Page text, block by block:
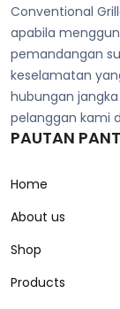
Conventional
apabila
pemandangan
keselamatan
hubungan
pelanggan kami
PAUTAN
Home
About us
Shop
Products